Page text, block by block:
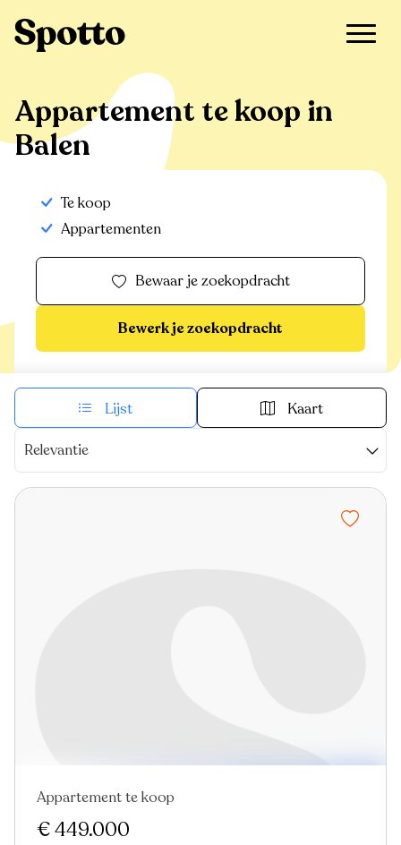
Balen >
Appartement te koop in
Balen
Te koop
Appartementen
Bewaar je zoekopdracht
Bewerk je zoekopdracht
Lijst Kaart
Relevantie
Nieuw Virtual tour
Appartement te koop
€ 449.000